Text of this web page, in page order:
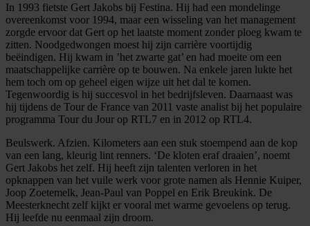
In 1993 fietste Gert Jakobs bij Festina. Hij had een mondelinge
overeenkomst voor 1994, maar een wisseling van het management
zorgde ervoor dat Gert op het laatste moment zonder ploeg kwam te
zitten. Noodgedwongen moest hij zijn carrière voortijdig
beëindigen. Hij kwam in ’het zwarte gat’ en had moeite om een
maatschappelijke carrière op te bouwen. Na enkele jaren lukte het
hem toch om op geheel eigen wijze uit het dal te komen.
Tegenwoordig is hij succesvol in het bedrijfsleven. Daarnaast was
hij tijdens de Tour de France van 2011 vaste analist bij het populaire
programma Tour du Jour op RTL7 en in 2012 op RTL4.
Beulswerk. Afzien. Kilometers aan een stuk stoempend aan de kop
van een lang, kleurig lint renners. ‘De kloten eraf draaien’, noemt
Gert Jakobs het zelf. Hij heeft zijn talenten verloren in het
opknappen van het vuile werk voor grote namen als Hennie Kuiper,
Joop Zoetemelk, Jean-Paul van Poppel en Erik Breukink. De
Meesterknecht zelf kijkt er vooral met warme gevoelens op terug.
Hij leefde nu eenmaal zijn droom.